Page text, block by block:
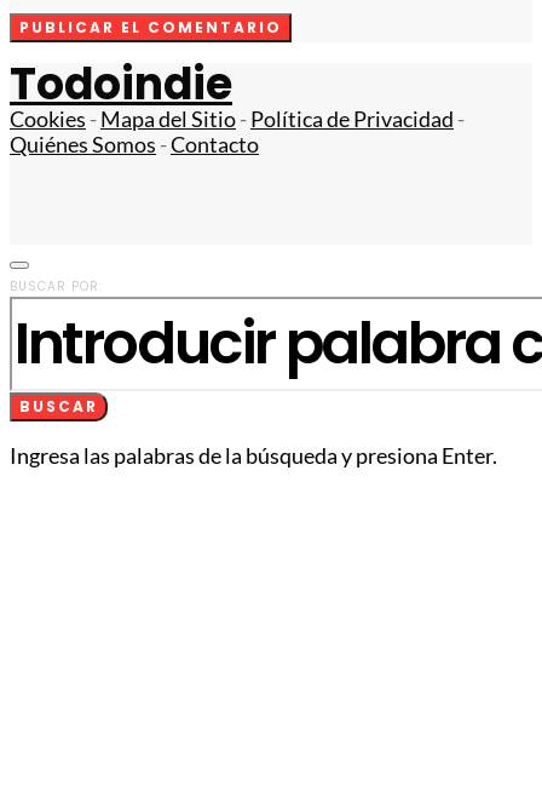
Todoindie
Cookies -Mapa del Sitio-Política de Privacidad -
Quiénes Somos -Contacto
BUSCAR POR:
BUSCAR
Ingresa las palabras de la búsqueda y presiona Enter.